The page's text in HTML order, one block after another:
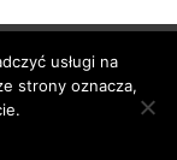
usługi na
strony oznacza,